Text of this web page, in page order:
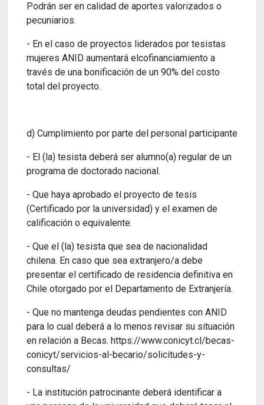
Podrán ser en calidad de aportes valorizados o
pecuniarios.
- En el caso de proyectos liderados por tesistas
mujeres ANID aumentará elcofinanciamiento a
través de una bonificación de un 90% del costo
total del proyecto.
d) Cumplimiento por parte del personal participante
- El (la) tesista deberá ser alumno(a) regular de un
programa de doctorado nacional.
- Que haya aprobado el proyecto de tesis
(Certificado por la universidad) y el examen de
calificación o equivalente.
- Que el (la) tesista que sea de nacionalidad
chilena. En caso que sea extranjero/a debe
presentar el certificado de residencia definitiva en
Chile otorgado por el Departamento de Extranjería.
- Que no mantenga deudas pendientes con ANID
para lo cual deberá a lo menos revisar su situación
en relación a Becas. https://www.conicyt.cl/becas-
conicyt/servicios-al-becario/solicitudes-y-
consultas/
- La institución patrocinante deberá identificar a